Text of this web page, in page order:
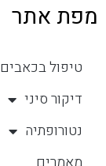
מפת אתר
טיפול בכאבים
דיקור סיני
נטורופתיה